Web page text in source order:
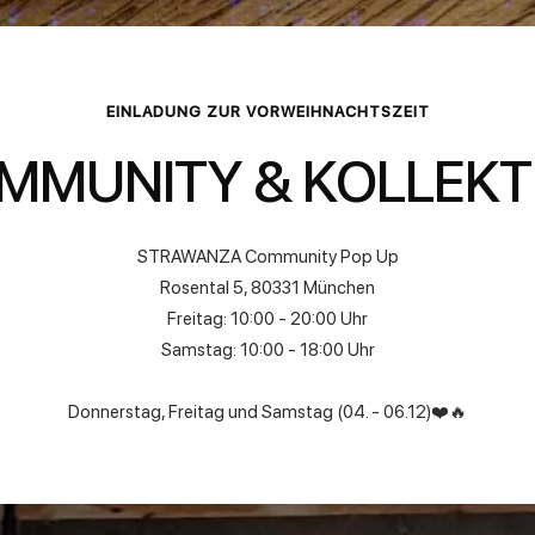
EINLADUNG ZUR VORWEIHNACHTSZEIT
&
STRAWANZA Community Pop Up
Rosental 5, 80331 München
Freitag: 10:00 - 20:00 Uhr
Samstag: 10:00 - 18:00 Uhr
Donnerstag, Freitag und Samstag (04. - 06.12)❤️🔥